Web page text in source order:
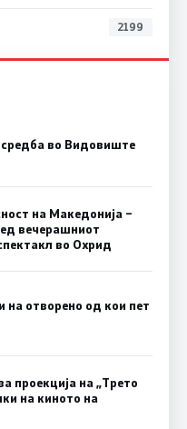
2199
средба во Видовиште
на Македонија –
вечерашниот
во Охрид
отворено од кои пет
проекција на „Трето
на киното на